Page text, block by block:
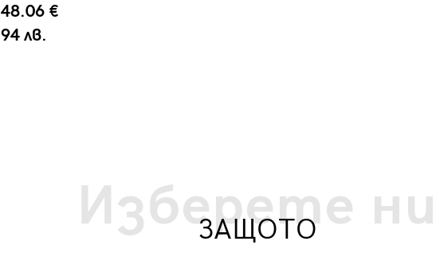
48.06 €
94 лв.
Изберете ни
ЗАЩОТО